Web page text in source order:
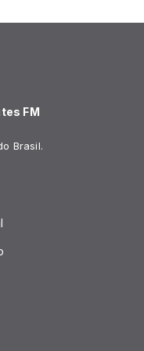
FM
Brasil.